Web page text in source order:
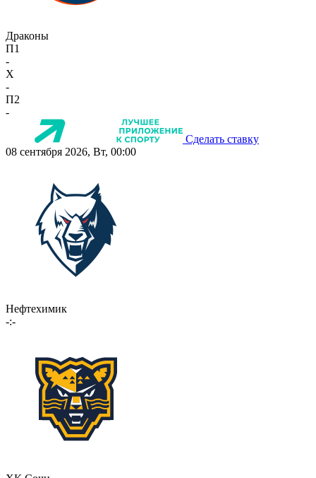
Драконы
П1
-
X
-
П2
-
Сделать ставку
08 сентября 2026, Вт, 00:00
Нефтехимик
-:-